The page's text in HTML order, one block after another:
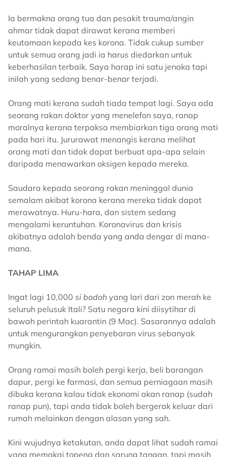
Ia bermakna orang tua dan pesakit trauma/angin
ahmar tidak dapat dirawat kerana memberi
keutamaan kepada kes korona. Tidak cukup sumber
untuk semua orang jadi ia harus diedarkan untuk
keberhasilan terbaik. Saya harap ini satu jenaka tapi
inilah yang sedang benar-benar terjadi.
Orang mati kerana sudah tiada tempat lagi. Saya ada
seorang rakan doktor yang menelefon saya, ranap
moralnya kerana terpaksa membiarkan tiga orang mati
pada hari itu. Jururawat menangis kerana melihat
orang mati dan tidak dapat berbuat apa-apa selain
daripada menawarkan oksigen kepada mereka.
Saudara kepada seorang rakan meninggal dunia
semalam akibat korona kerana mereka tidak dapat
merawatnya. Huru-hara, dan sistem sedang
mengalami keruntuhan. Koronavirus dan krisis
akibatnya adalah benda yang anda dengar di mana-
mana.
TAHAP LIMA
Ingat lagi 10,000 si bodoh yang lari dari zon merah ke
seluruh pelusuk Itali? Satu negara kini diisytihar di
bawah perintah kuarantin (9 Mac). Sasarannya adalah
untuk mengurangkan penyebaran virus sebanyak
mungkin.
Orang ramai masih boleh pergi kerja, beli barangan
dapur, pergi ke farmasi, dan semua perniagaan masih
dibuka kerana kalau tidak ekonomi akan ranap (sudah
ranap pun), tapi anda tidak boleh bergerak keluar dari
rumah melainkan dengan alasan yang sah.
Kini wujudnya ketakutan, anda dapat lihat sudah ramai
yang memakai topeng dan sarung tangan, tapi masih